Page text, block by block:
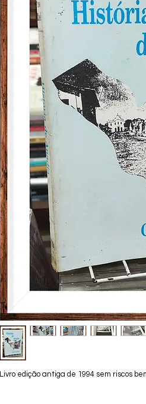
Livro edição antiga de 1994 sem riscos